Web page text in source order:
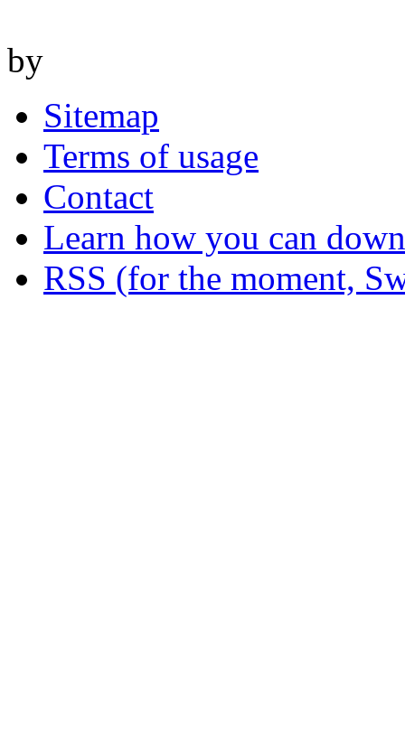
by
Sitemap
Terms of usage
Contact
Learn how you can
RSS (for the moment,